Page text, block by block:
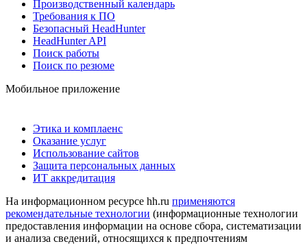
Производственный календарь
Требования к ПО
Безопасный HeadHunter
HeadHunter API
Поиск работы
Поиск по резюме
Мобильное приложение
Этика и комплаенс
Оказание услуг
Использование сайтов
Защита персональных данных
ИТ аккредитация
На информационном ресурсе hh.ru применяются
рекомендательные технологии (информационные технологии
предоставления информации на основе сбора, систематизации
и анализа сведений, относящихся к предпочтениям